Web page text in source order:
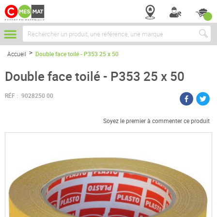
Chercher
Accueil Double face toilé - P353 25 x 50
Double face toilé - P353 25 x 50
RÉF : 9028250 00
Soyez le premier à commenter ce produit
Passer